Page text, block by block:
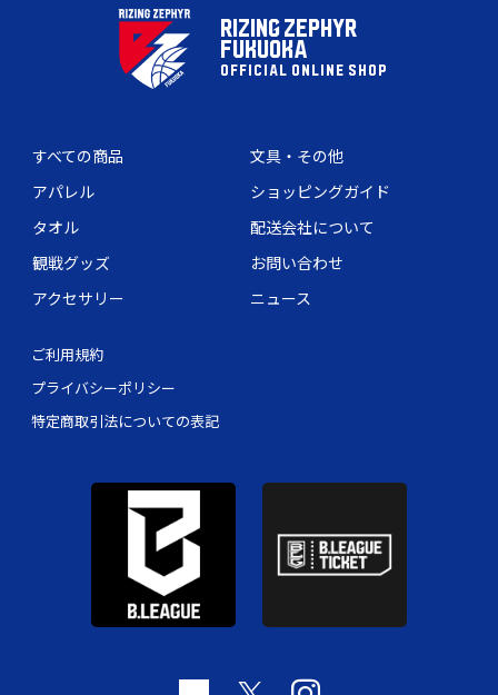
RIZING ZEPHYR
FUKUOKA
OFFICIAL ONLINE SHOP
すべての商品
アパレル
タオル
観戦グッズ
アクセサリー
文具・その他
ショッピングガイド
配送会社について
お問い合わせ
ニュース
ご利用規約
プライバシーポリシー
特定商取引法についての表記